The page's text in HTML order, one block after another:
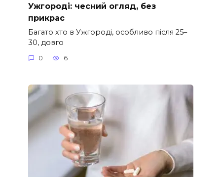
Ужгороді: чесний огляд, без
прикрас
Багато хто в Ужгороді, особливо після 25–
30, довго
0 6